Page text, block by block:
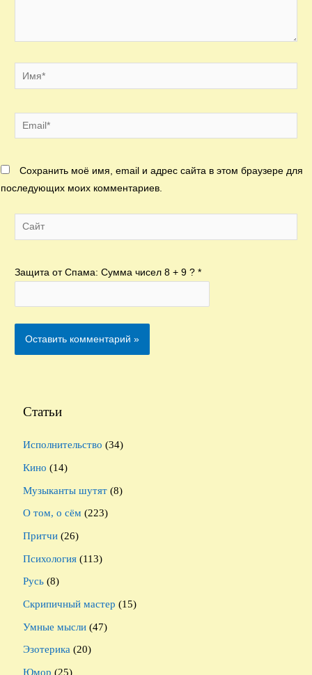
Имя*
Email*
Сохранить моё имя, email и адрес сайта в этом браузере для
последующих моих комментариев.
Сайт
Защита от Спама: Сумма чисел 8 + 9 ? *
Статьи
Исполнительство (34)
Кино (14)
Музыканты шутят (8)
О том, о сём (223)
Притчи (26)
Психология (113)
Русь (8)
Скрипичный мастер (15)
Умные мысли (47)
Эзотерика (20)
Юмор (25)